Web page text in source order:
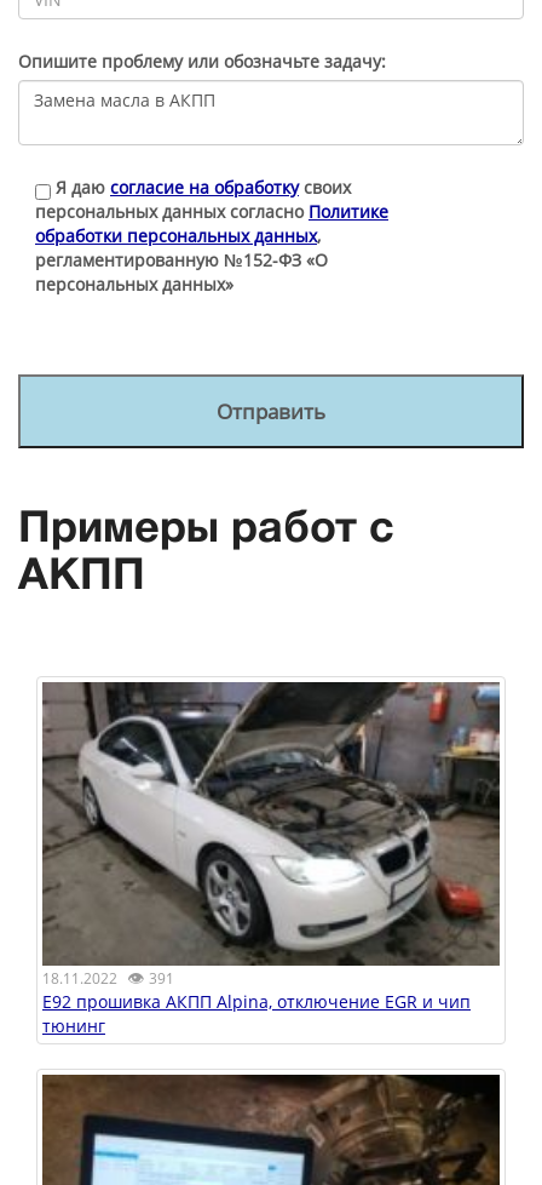
Опишите проблему или обозначьте задачу:
Я даю согласие на обработкусвоих
персональных данных согласно Политике
обработки персональных данных,
регламентированную №152-ФЗ «О
персональных данных»
Примеры работ с
АКПП
18.11.2022 👁 391
E92 прошивка АКПП Alpina, отключение EGR и чип
тюнинг